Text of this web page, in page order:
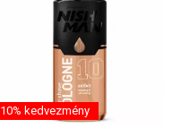
10% kedvezmény